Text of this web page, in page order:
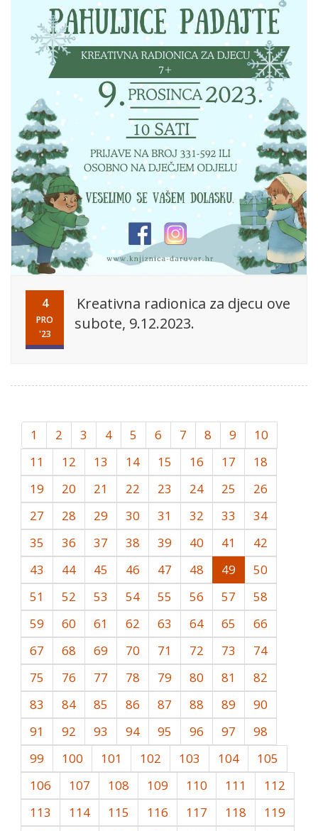
4
PRO
'23
Kreativna radionica za djecu ove
subote, 9.12.2023.
1 2 3 4 5 6 7 8 9
10
11
12 13 14 15 16 17
18
19
20 21 22 23 24 25
26
27
28 29 30 31 32 33
34
35
36 37 38 39 40 41
42
43
44 45 46 47 48 49
50
51
52 53 54 55 56 57
58
59
60 61 62 63 64 65
66
67
68 69 70 71 72 73
74
75
76 77 78 79 80 81
82
83
84 85 86 87 88 89
90
91
92 93 94 95 96 97
98
99
100 101 102 103 104
105
106
107 108 109 110 111
112
113
114 115 116 117 118
119